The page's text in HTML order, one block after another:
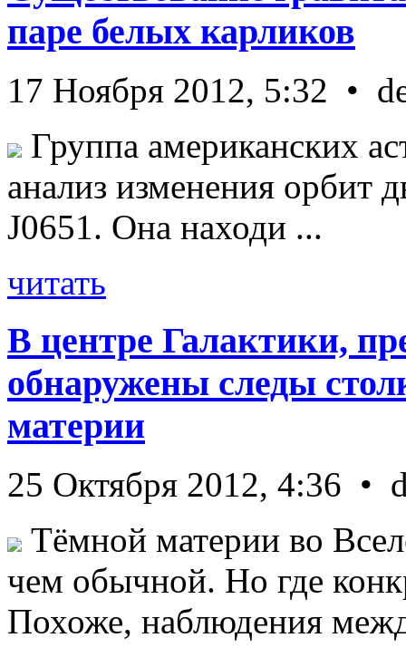
паре белых карликов
17 Ноября 2012, 5:32 •
Группа американских
анализ изменения орбит
J0651. Она находи ...
читать
В центре Галактики,
обнаружены следы
материи
25 Октября 2012, 4:36 •
Тёмной материи во
чем обычной. Но где
Похоже, наблюдения